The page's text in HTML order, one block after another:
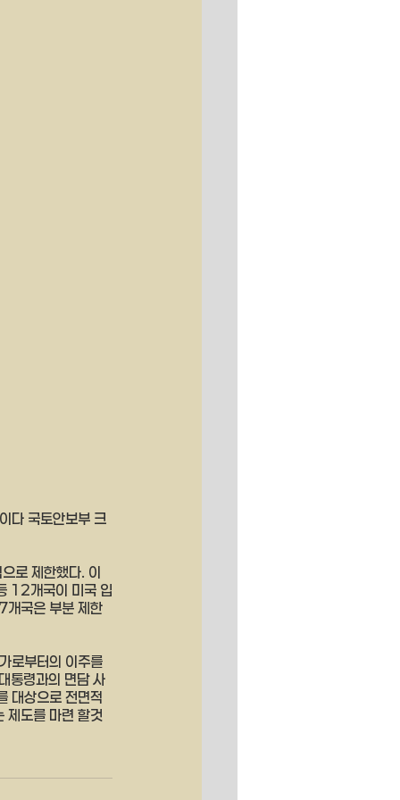
다 국토안보부 크
로 제한했다. 이
12개국이 미국 입
개국은 부분 제한
로부터의 이주를
통령과의 면담 사
대상으로 전면적
제도를 마련 할것